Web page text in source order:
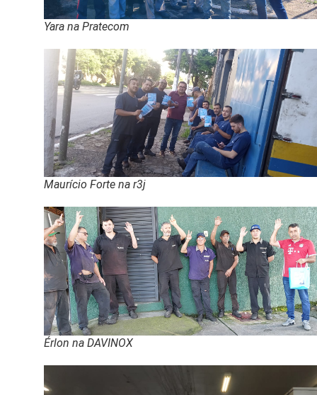
Yara na Pratecom
Maurício Forte na r3j
Érlon na DAVINOX